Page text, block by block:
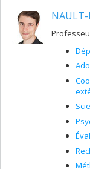
NAULT-